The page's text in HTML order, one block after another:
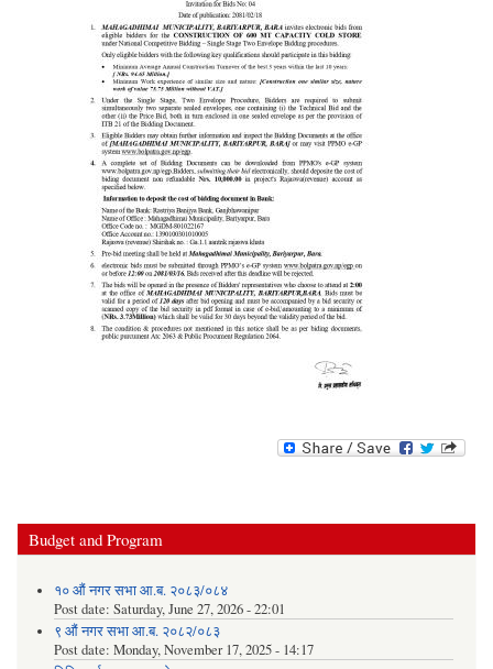
Budget and Program
१० औं नगर सभा आ.ब. २०८३/०८४
Post date: Saturday, June 27, 2026 - 22:01
९ औं नगर सभा आ.ब. २०८२/०८३
Post date: Monday, November 17, 2025 - 14:17